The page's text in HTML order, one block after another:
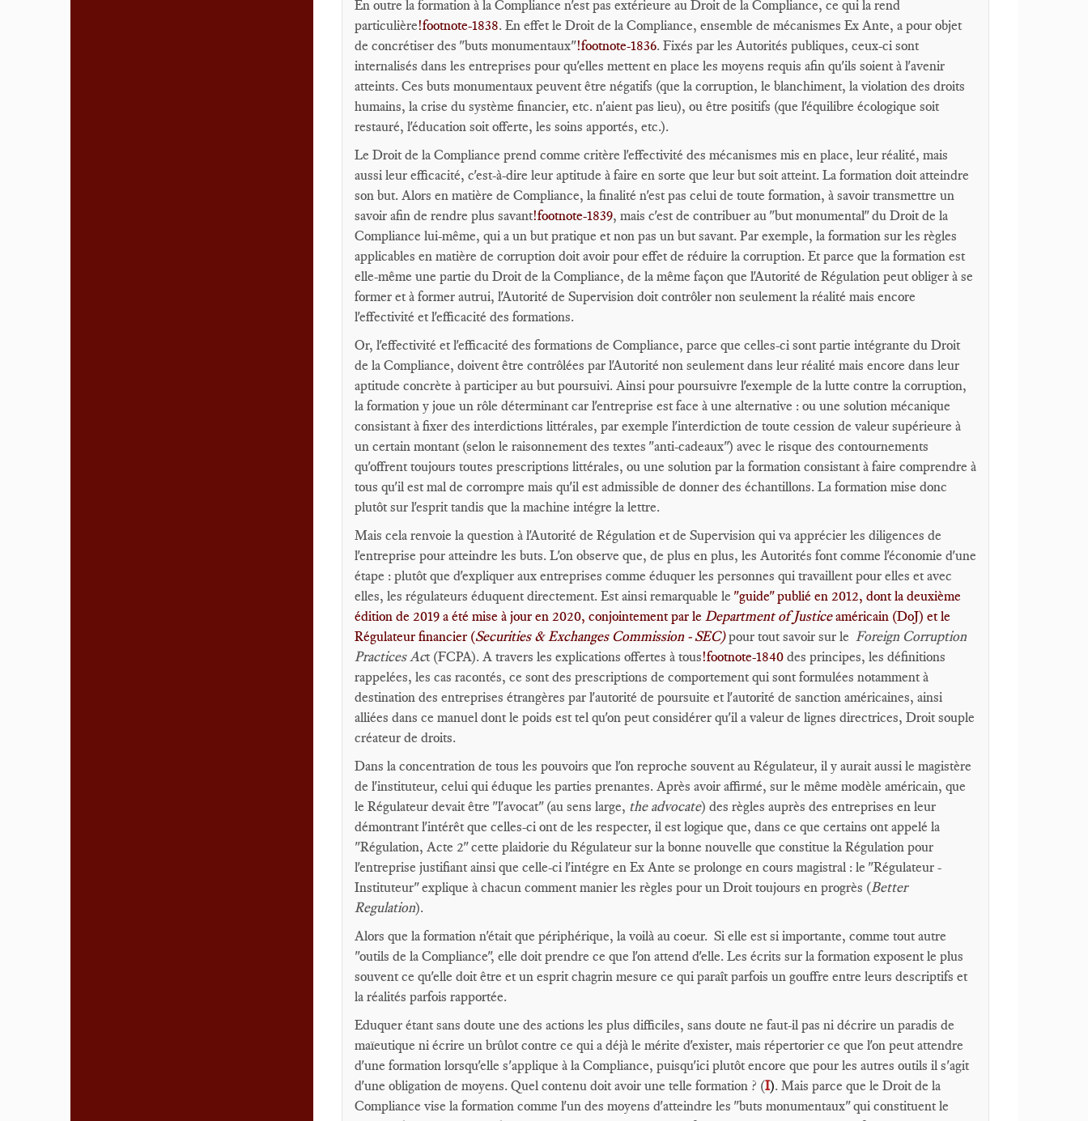
En outre la formation à la Compliance n'est pas extérieure au Droit de la Compliance, ce qui la rend
particulière!footnote-1838. En effet le Droit de la Compliance, ensemble de mécanismes Ex Ante, a pour objet
de concrétiser des "buts monumentaux"!footnote-1836. Fixés par les Autorités publiques, ceux-ci sont
internalisés dans les entreprises pour qu'elles mettent en place les moyens requis afin qu'ils soient à l'avenir
atteints. Ces buts monumentaux peuvent être négatifs (que la corruption, le blanchiment, la violation des droits
humains, la crise du système financier, etc. n'aient pas lieu), ou être positifs (que l'équilibre écologique soit
restauré, l'éducation soit offerte, les soins apportés, etc.).
Le Droit de la Compliance prend comme critère l'effectivité des mécanismes mis en place, leur réalité, mais
aussi leur efficacité, c'est-à-dire leur aptitude à faire en sorte que leur but soit atteint. La formation doit atteindre
son but. Alors en matière de Compliance, la finalité n'est pas celui de toute formation, à savoir transmettre un
savoir afin de rendre plus savant!footnote-1839, mais c'est de contribuer au "but monumental" du Droit de la
Compliance lui-même, qui a un but pratique et non pas un but savant. Par exemple, la formation sur les règles
applicables en matière de corruption doit avoir pour effet de réduire la corruption. Et parce que la formation est
elle-même une partie du Droit de la Compliance, de la même façon que l'Autorité de Régulation peut obliger à se
former et à former autrui, l'Autorité de Supervision doit contrôler non seulement la réalité mais encore
l'effectivité et l'efficacité des formations.
Or, l'effectivité et l'efficacité des formations de Compliance, parce que celles-ci sont partie intégrante du Droit
de la Compliance, doivent être contrôlées par l'Autorité non seulement dans leur réalité mais encore dans leur
aptitude concrète à participer au but poursuivi. Ainsi pour poursuivre l'exemple de la lutte contre la corruption,
la formation y joue un rôle déterminant car l'entreprise est face à une alternative : ou une solution mécanique
consistant à fixer des interdictions littérales, par exemple l'interdiction de toute cession de valeur supérieure à
un certain montant (selon le raisonnement des textes "anti-cadeaux") avec le risque des contournements
qu'offrent toujours toutes prescriptions littérales, ou une solution par la formation consistant à faire comprendre à
tous qu'il est mal de corrompre mais qu'il est admissible de donner des échantillons. La formation mise donc
plutôt sur l'esprit tandis que la machine intégre la lettre.
Mais cela renvoie la question à l'Autorité de Régulation et de Supervision qui va apprécier les diligences de
l'entreprise pour atteindre les buts. L'on observe que, de plus en plus, les Autorités font comme l'économie d'une
étape : plutôt que d'expliquer aux entreprises comme éduquer les personnes qui travaillent pour elles et avec
elles, les régulateurs éduquent directement. Est ainsi remarquable le "guide" publié en 2012, dont la deuxième
édition de 2019 a été mise à jour en 2020, conjointement par le Department of Justiceaméricain (DoJ) et le
Régulateur financier (Securities & Exchanges Commission - SEC)pour tout savoir sur le Foreign Corruption
Practices Act (FCPA). A travers les explications offertes à tous!footnote-1840 des principes, les définitions
rappelées, les cas racontés, ce sont des prescriptions de comportement qui sont formulées notamment à
destination des entreprises étrangères par l'autorité de poursuite et l'autorité de sanction américaines, ainsi
alliées dans ce manuel dont le poids est tel qu'on peut considérer qu'il a valeur de lignes directrices, Droit souple
créateur de droits.
Dans la concentration de tous les pouvoirs que l'on reproche souvent au Régulateur, il y aurait aussi le magistère
de l'instituteur, celui qui éduque les parties prenantes. Après avoir affirmé, sur le même modèle américain, que
le Régulateur devait être "l'avocat" (au sens large, the advocate) des règles auprès des entreprises en leur
démontrant l'intérêt que celles-ci ont de les respecter, il est logique que, dans ce que certains ont appelé la
"Régulation, Acte 2" cette plaidorie du Régulateur sur la bonne nouvelle que constitue la Régulation pour
l'entreprise justifiant ainsi que celle-ci l'intégre en Ex Ante se prolonge en cours magistral : le "Régulateur -
Instituteur" explique à chacun comment manier les règles pour un Droit toujours en progrès (Better
Regulation).
Alors que la formation n'était que périphérique, la voilà au coeur. Si elle est si importante, comme tout autre
"outils de la Compliance", elle doit prendre ce que l'on attend d'elle. Les écrits sur la formation exposent le plus
souvent ce qu'elle doit être et un esprit chagrin mesure ce qui paraît parfois un gouffre entre leurs descriptifs et
la réalités parfois rapportée.
Eduquer étant sans doute une des actions les plus difficiles, sans doute ne faut-il pas ni décrire un paradis de
maïeutique ni écrire un brûlot contre ce qui a déjà le mérite d'exister, mais répertorier ce que l'on peut attendre
d'une formation lorsqu'elle s'applique à la Compliance, puisqu'ici plutôt encore que pour les autres outils il s'agit
d'une obligation de moyens. Quel contenu doit avoir une telle formation ? (I). Mais parce que le Droit de la
Compliance vise la formation comme l'un des moyens d'atteindre les "buts monumentaux" qui constituent le